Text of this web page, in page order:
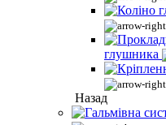
глушника
Назад